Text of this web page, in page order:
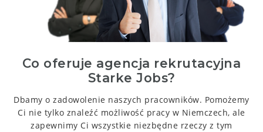
Co oferuje agencja rekrutacyjna
Starke Jobs?
Dbamy o zadowolenie naszych pracowników. Pomożemy
Ci nie tylko znaleźć możliwość pracy w Niemczech, ale
zapewnimy Ci wszystkie niezbędne rzeczy z tym